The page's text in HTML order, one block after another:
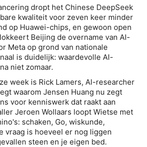
dropt het Chinese DeepSeek
kwaliteit voor zeven keer minder
op Huawei-chips, en gewoon open
Beijing de overname van AI-
Meta op grond van nationale
is duidelijk: waardevolle AI-
niet zomaar.
week is Rick Lamers, AI-researcher
waarom Jensen Huang nu zegt
voor kenniswerk dat raakt aan
Jeroen Wollaars loopt Wietse met
schaken, Go, wiskunde,
vraag is hoeveel er nog liggen
steen en je eigen bed.